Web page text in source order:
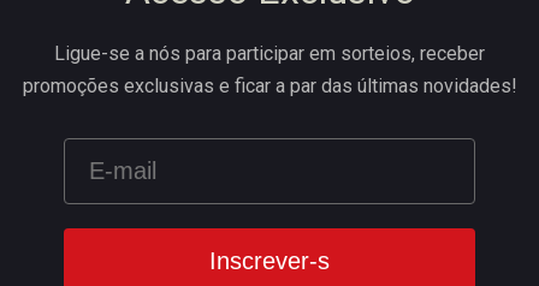
Ligue-se a nós para participar em sorteios, receber
promoções exclusivas e ficar a par das últimas novidades!